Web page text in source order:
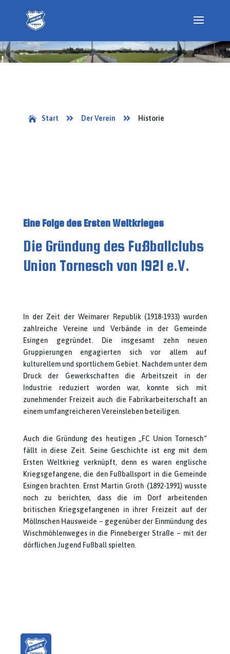
 Start  Der Verein  Historie
Eine Folge des Ersten Weltkrieges
Die Gründung des Fußballclubs
Union Tornesch von 1921 e.V.
In der Zeit der Weimarer Republik (1918-1933) wurden
zahlreiche Vereine und Verbände in der Gemeinde
Esingen gegründet. Die insgesamt zehn neuen
Gruppierungen engagierten sich vor allem auf
kulturellem und sportlichem Gebiet. Nachdem unter dem
Druck der Gewerkschaften die Arbeitszeit in der
Industrie reduziert worden war, konnte sich mit
zunehmender Freizeit auch die Fabrikarbeiterschaft an
einem umfangreicheren Vereinsleben beteiligen.
Auch die Gründung des heutigen „FC Union Tornesch“
fällt in diese Zeit. Seine Geschichte ist eng mit dem
Ersten Weltkrieg verknüpft, denn es waren englische
Kriegsgefangene, die den Fußballsport in die Gemeinde
Esingen brachten. Ernst Martin Groth (1892-1991) wusste
noch zu berichten, dass die im Dorf arbeitenden
britischen Kriegsgefangenen in ihrer Freizeit auf der
Möllnschen Hausweide – gegenüber der Einmündung des
Wischmöhlenweges in die Pinneberger Straße – mit der
dörflichen Jugend Fußball spielten.